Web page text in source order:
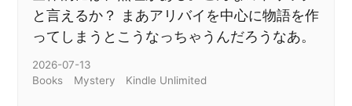
と言えるか？ まあアリバイを中心に物語を作
ってしまうとこうなっちゃうんだろうなあ。
2026-07-13
Books
Mystery Kindle Unlimited